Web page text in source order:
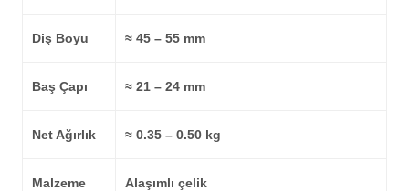
Diş Boyu ≈ 45 – 55 mm
Baş Çapı ≈ 21 – 24 mm
Net Ağırlık ≈ 0.35 – 0.50 kg
Malzeme Alaşımlı çelik